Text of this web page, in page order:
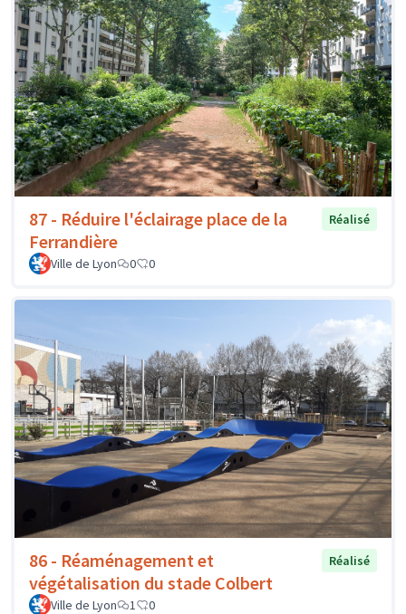
87 - Réduire l'éclairage place de la
Ferrandière
Réalisé
Ville de Lyon 0 0
86 - Réaménagement et
végétalisation du stade Colbert
Réalisé
Ville de Lyon 1 0